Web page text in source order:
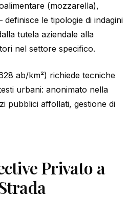
(mozzarella),
le tipologie di indagini
tutela aziendale alla
nel settore specifico.
ab/km²) richiede tecniche
urbani: anonimato nella
pubblici affollati, gestione di
Privato a